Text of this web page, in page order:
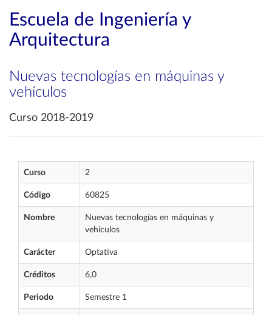
Escuela de Ingeniería y
Arquitectura
Nuevas tecnologías en máquinas y
vehículos
Curso 2018-2019
Curso 2
Código 60825
Nombre
Nuevas tecnologías en máquinas y
vehículos
Carácter Optativa
Créditos 6,0
Periodo Semestre 1